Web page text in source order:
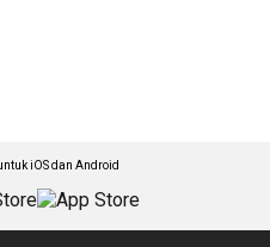
iOS dan Android